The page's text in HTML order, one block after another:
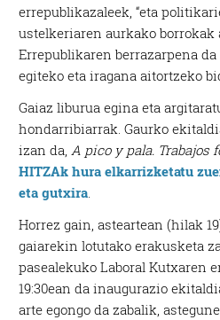
errepublikazaleek, “eta
ustelkeriaren aurkako borrokak
Errepublikaren berrazarpena
egiteko eta iragana aitortzeko
Gaiaz liburua egina eta
hondarribiarrak. Gaurko
izan da, A pico y pala. Trabajos
HITZAk hura elkarrizketatu
eta gutxira
Horrez gain, asteartean (hilak
gaiarekin lotutako erakusketa
pasealekuko Laboral Kutxaren
19:30ean da inaugurazio
arte egongo da zabalik,